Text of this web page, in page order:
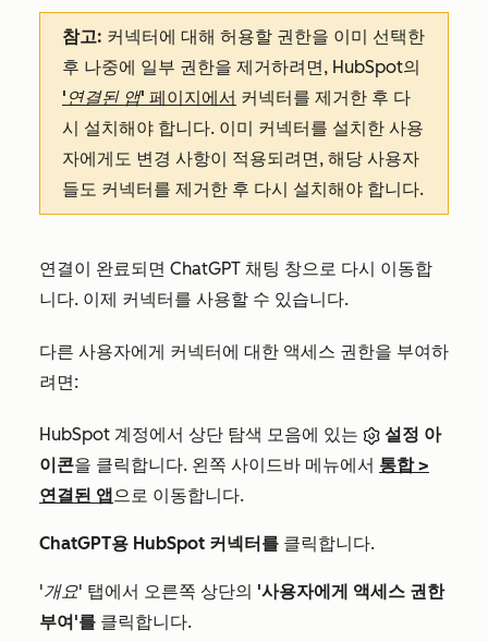
참고: 커넥터에 대해 허용할 권한을 이미 선택한
후 나중에 일부 권한을 제거하려면, HubSpot의
'연결된 앱' 페이지에서 커넥터를 제거한 후 다
시 설치해야 합니다. 이미 커넥터를 설치한 사용
자에게도 변경 사항이 적용되려면, 해당 사용자
들도 커넥터를 제거한 후 다시 설치해야 합니다.
연결이 완료되면 ChatGPT 채팅 창으로 다시 이동합
니다. 이제 커넥터를 사용할 수 있습니다.
다른 사용자에게 커넥터에 대한 액세스 권한을 부여하
려면:
HubSpot 계정에서 상단 탐색 모음에 있는
설정 아
이콘을 클릭합니다. 왼쪽 사이드바 메뉴에서 통합>
연결된 앱으로 이동합니다.
ChatGPT용 HubSpot 커넥터를 클릭합니다.
'개요' 탭에서 오른쪽 상단의 '사용자에게 액세스 권한
부여'를 클릭합니다.